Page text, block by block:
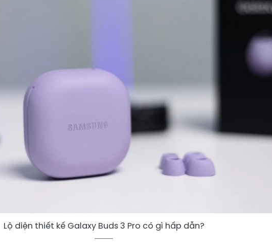
Lộ diện thiết kế Galaxy Buds 3 Pro có gì hấp dẫn?